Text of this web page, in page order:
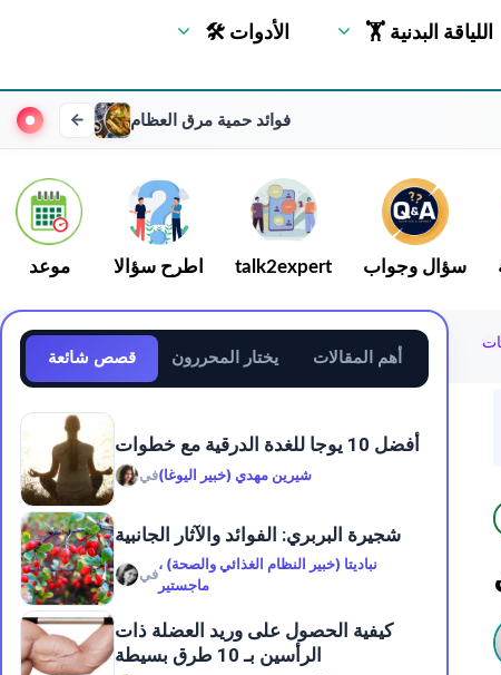
🛠 الأدوات 🏋 اللياقة البدنية
فوائد حمية مرق العظام
موعد اطرح سؤالا talk2expert سؤال وجواب
قصص شائعة يختار المحررون أهم المقالات
أفضل 10 يوجا للغدة الدرقية مع خطوات
فيشيرين مهدي (خبير اليوغا)
شجيرة البربري: الفوائد والآثار الجانبية
في
نباديتا (خبير النظام الغذائي والصحة) ،
ماجستير
كيفية الحصول على وريد العضلة ذات
الرأسين بـ 10 طرق بسيطة